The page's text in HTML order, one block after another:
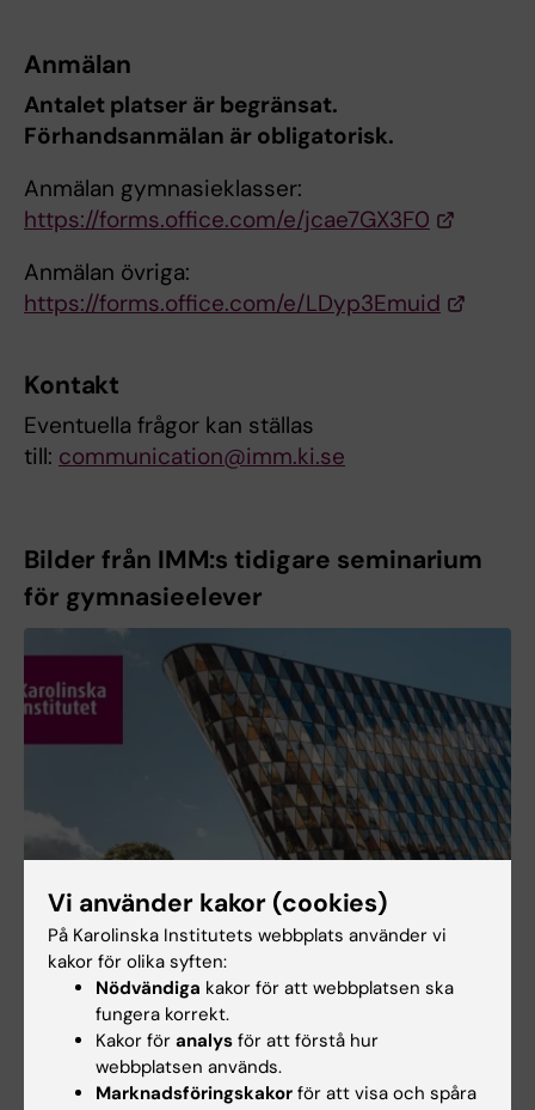
Anmälan
Antalet platser är begränsat.
Förhandsanmälan är obligatorisk.
Anmälan gymnasieklasser:
https://forms.office.com/e/jcae7GX3F0
Anmälan övriga:
https://forms.office.com/e/LDyp3Emuid
Kontakt
Eventuella frågor kan ställas
till: communication@imm.ki.se
Bilder från IMM:s tidigare seminarium
för gymnasieelever
Vi använder kakor (cookies)
På Karolinska Institutets webbplats använder vi
kakor för olika syften:
Nödvändiga kakor för att webbplatsen ska
fungera korrekt.
Kakor för analys för att förstå hur
webbplatsen används.
Marknadsföringskakor för att visa och spåra